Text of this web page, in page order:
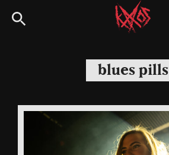
Siirry
suoraan
Kaaoszine
blues pills